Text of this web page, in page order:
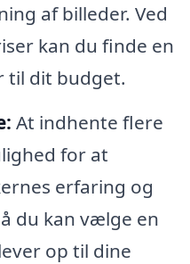
af billeder. Ved
kan du finde en
til dit budget.
At indhente flere
for at
erfaring og
du kan vælge en
op til dine